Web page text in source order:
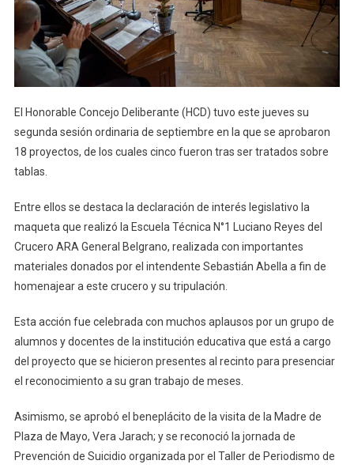
El Honorable Concejo Deliberante (HCD) tuvo este jueves su
segunda sesión ordinaria de septiembre en la que se aprobaron
18 proyectos, de los cuales cinco fueron tras ser tratados sobre
tablas.
Entre ellos se destaca la declaración de interés legislativo la
maqueta que realizó la Escuela Técnica N°1 Luciano Reyes del
Crucero ARA General Belgrano, realizada con importantes
materiales donados por el intendente Sebastián Abella a fin de
homenajear a este crucero y su tripulación.
Esta acción fue celebrada con muchos aplausos por un grupo de
alumnos y docentes de la institución educativa que está a cargo
del proyecto que se hicieron presentes al recinto para presenciar
el reconocimiento a su gran trabajo de meses.
Asimismo, se aprobó el beneplácito de la visita de la Madre de
Plaza de Mayo, Vera Jarach; y se reconoció la jornada de
Prevención de Suicidio organizada por el Taller de Periodismo de